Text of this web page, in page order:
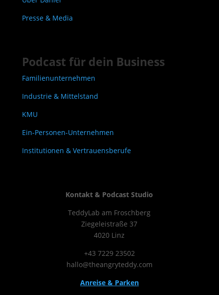
Presse & Media
Podcast für dein Business
Familienunternehmen
Industrie & Mittelstand
KMU
Ein-Personen-Unternehmen
Institutionen & Vertrauensberufe
Kontakt & Podcast Studio
TeddyLab am Froschberg
Ziegeleistraße 37
4020 Linz
+43 7229 23502
hallo@theangryteddy.com
Anreise & Parken